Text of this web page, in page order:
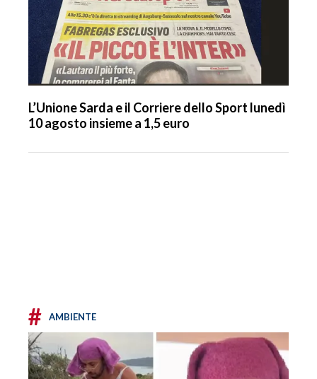
L’Unione Sarda e il Corriere dello Sport lunedì
10 agosto insieme a 1,5 euro
# AMBIENTE